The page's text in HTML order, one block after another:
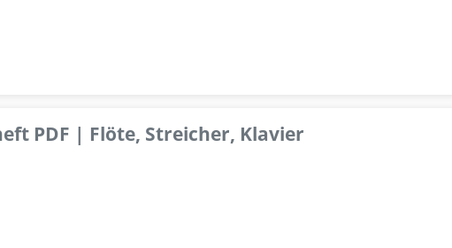
PDF | Flöte, Streicher, Klavier